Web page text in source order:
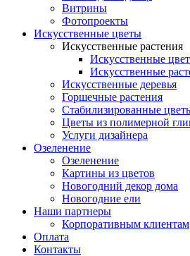
Витрины
Фотопроекты
Искусственные цветы
Искусственные растения
Искусственные
Искусственные
Искусственные деревья
Горшечные растения
Стабилизированные
Цветы из полимерной
Услуги дизайнера
Озеленение
Озеленение
Картины из цветов
Новогодний декор дома
Новогодние ели
Наши партнеры
Корпоративным клиентам
Оплата
Контакты